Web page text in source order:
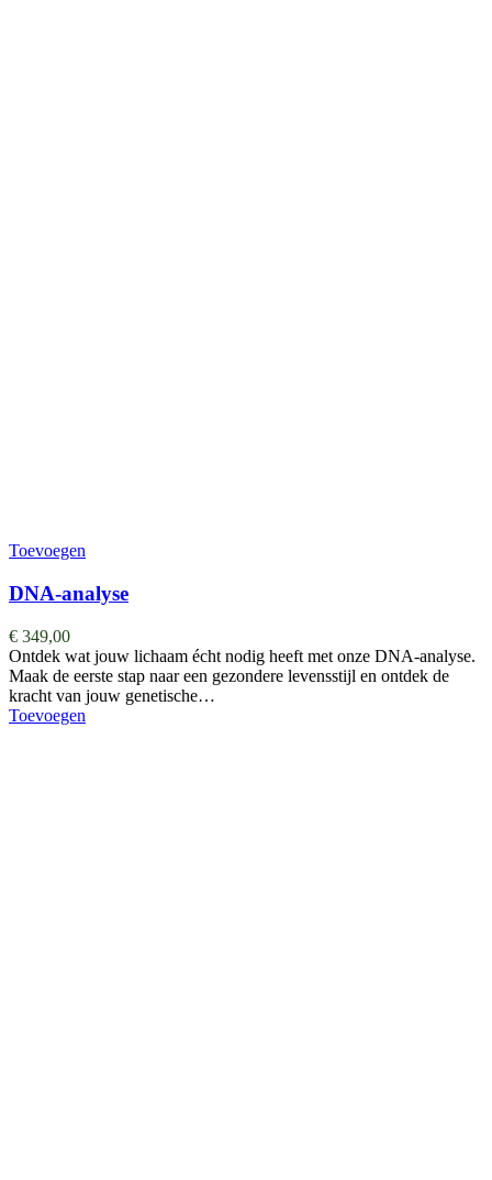
Toevoegen
DNA-analyse
€ 349,00
Ontdek wat jouw lichaam écht nodig heeft met onze DNA-analyse.
Maak de eerste stap naar een gezondere levensstijl en ontdek de
kracht van jouw genetische…
Toevoegen